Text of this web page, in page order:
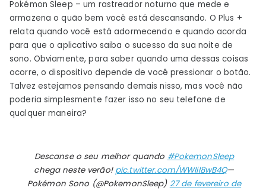
Pokémon Sleep – um rastreador noturno que mede e
armazena o quão bem você está descansando. O Plus +
relata quando você está adormecendo e quando acorda
para que o aplicativo saiba o sucesso da sua noite de
sono. Obviamente, para saber quando uma dessas coisas
ocorre, o dispositivo depende de você pressionar o botão.
Talvez estejamos pensando demais nisso, mas você não
poderia simplesmente fazer isso no seu telefone de
qualquer maneira?
Descanse o seu melhor quando #PokemonSleep
chega neste verão! pic.twitter.com/WWlil8wB4Q—
Pokémon Sono (@PokemonSleep) 27 de fevereiro de